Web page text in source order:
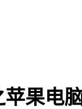
果电